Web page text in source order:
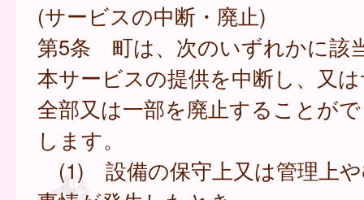
(サービスの中断・廃止)
第5条 町は、次のいずれかに該
本サービスの提供を中断し、又
全部又は一部を廃止することが
します。
(1) 設備の保守上又は管理上